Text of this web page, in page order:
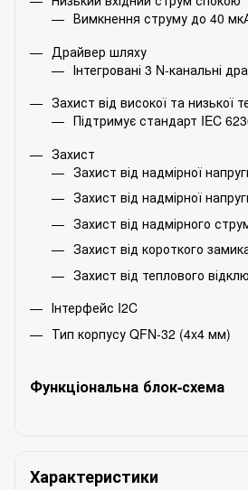
Вимкнення струму до 40
Драйвер шляху
Інтегровані 3 N-канальні
Захист від високої та низької
Підтримує стандарт IEC
Захист
Захист від надмірної
Захист від надмірної
Захист від надмірного
Захист від короткого
Захист від теплового
Інтерфейс I2C
Тип корпусу QFN-32 (4x4 мм)
Функціональна блок-схема
Характеристики